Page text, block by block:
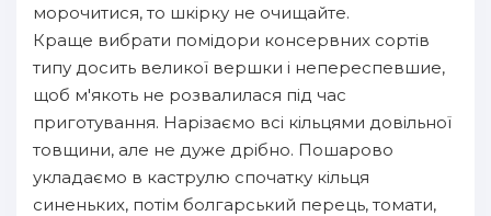
морочитися, то шкірку не очищайте.
Краще вибрати помідори консервних сортів
типу досить великої вершки і непереспевшие,
щоб м'якоть не розвалилася під час
приготування. Нарізаємо всі кільцями довільної
товщини, але не дуже дрібно. Пошарово
укладаємо в каструлю спочатку кільця
синеньких, потім болгарський перець, томати,